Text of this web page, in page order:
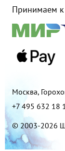
Принимаем к
Москва,
+7 495 632 18
© 2003-2026